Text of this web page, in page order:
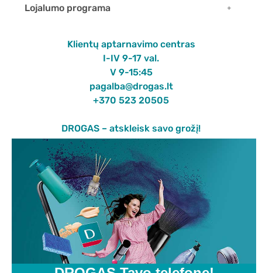
Lojalumo programa
Klientų aptarnavimo centras
I-IV 9-17 val.
V 9-15:45
pagalba@drogas.lt
+370 523 20505
DROGAS – atskleisk savo grožį!